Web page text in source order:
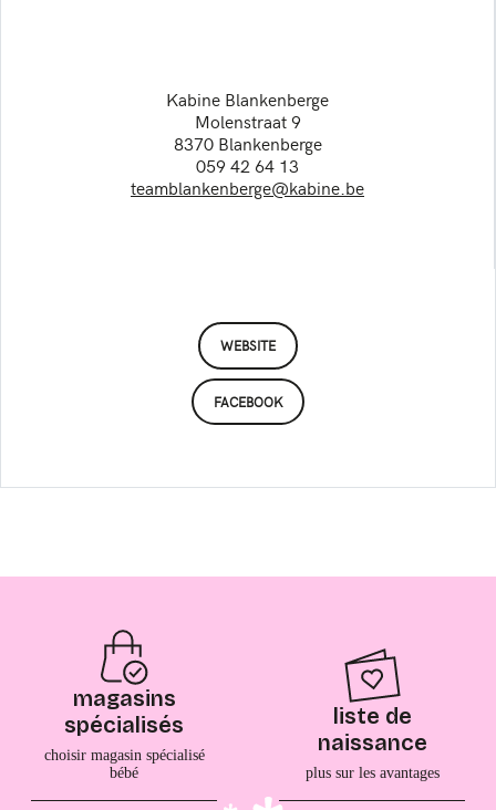
Kabine Blankenberge
Molenstraat 9
8370 Blankenberge
059 42 64 13
teamblankenberge@kabine.be
WEBSITE
FACEBOOK
magasins
spécialisés
choisir magasin spécialisé
bébé
liste de
naissance
plus sur les avantages